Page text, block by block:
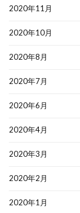
2020年11月
2020年10月
2020年8月
2020年7月
2020年6月
2020年4月
2020年3月
2020年2月
2020年1月